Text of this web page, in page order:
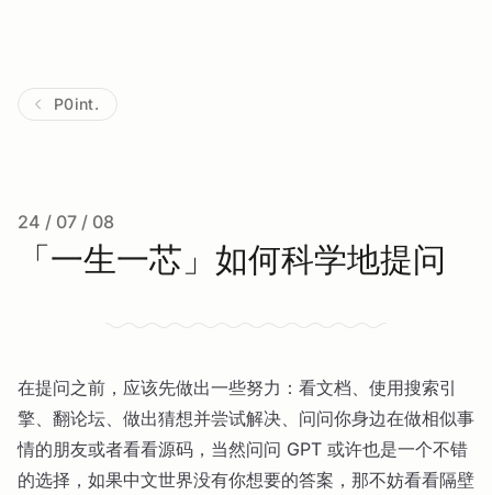
P0int.
24 / 07 / 08
「一生一芯」如何科学地提问
在提问之前，应该先做出一些努力：看文档、使用搜索引
擎、翻论坛、做出猜想并尝试解决、问问你身边在做相似事
情的朋友或者看看源码，当然问问 GPT 或许也是一个不错
的选择，如果中文世界没有你想要的答案，那不妨看看隔壁